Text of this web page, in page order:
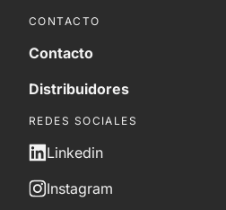
CONTACTO
Contacto
Distribuidores
REDES SOCIALES
Linkedin
Instagram